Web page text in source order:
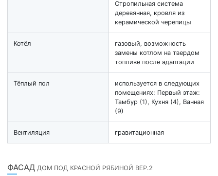
Стропильная система
деревянная, кровля из
керамической черепицы
Котёл
газовый, возможность
замены котлом на твердом
топливе после адаптации
Тёплый пол
используется в следующих
помещениях: Первый этаж:
Тамбур (1), Кухня (4), Ванная
(9)
Вентиляция гравитационная
ФАСАД ДОМ ПОД КРАСНОЙ РЯБИНОЙ ВЕР.2